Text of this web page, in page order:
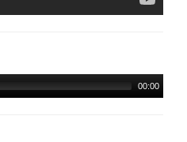
00:00